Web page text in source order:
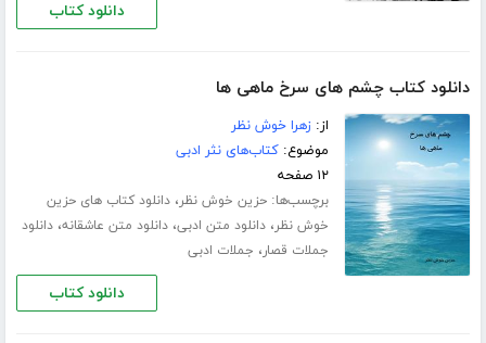
دانلود کتاب
دانلود کتاب چشم های سرخ ماهی ها
از:زهرا خوش نظر
موضوع:کتاب‌های نثر ادبی
۱۲ صفحه
برچسب‌ها:حزین خوش نظر،دانلود کتاب های حزین
خوش نظر،دانلود متن ادبی،دانلود متن عاشقانه،دانلود
جملات قصار، جملات ادبی
دانلود کتاب